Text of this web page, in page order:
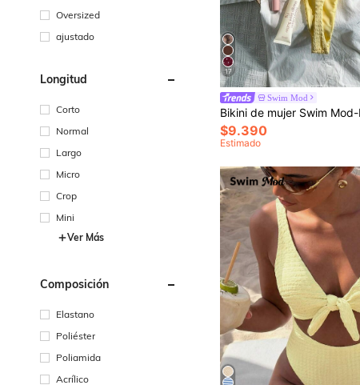
Oversized
ajustado
Longitud
Corto
Normal
Largo
Micro
Crop
Mini
Ver Más
Composición
Elastano
Poliéster
Poliamida
Acrílico
17
Swim Mod
$9.390
Estimado